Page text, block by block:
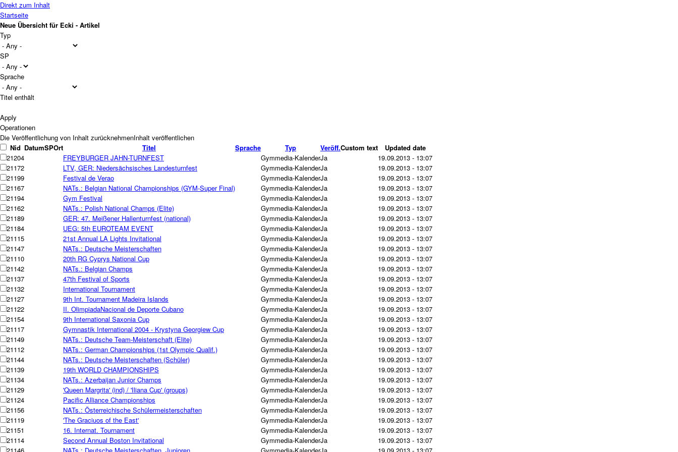
Direkt zum Inhalt
Startseite
Neue Übersicht für Ecki - Artikel
Typ
SP
Sprache
Titel enthält
Operationen
Nid DatumSPOrt Titel Sprache Typ Veröff.Custom text
Updated date
21204
FREYBURGER JAHN-TURNFEST Gymmedia-KalenderJa
19.09.2013 - 13:07
21172
LTV, GER: Niedersächsisches Landesturnfest Gymmedia-KalenderJa
19.09.2013 - 13:07
21199
Festival de Verao Gymmedia-KalenderJa
19.09.2013 - 13:07
21167
NATs.: Belgian National Championships (GYM-Super Final) Gymmedia-KalenderJa
19.09.2013 - 13:07
21194
Gym Festival Gymmedia-KalenderJa
19.09.2013 - 13:07
21162
NATs.: Polish National Champs (Elite) Gymmedia-KalenderJa
19.09.2013 - 13:07
21189
GER: 47. Meißener Hallenturnfest (national) Gymmedia-KalenderJa
19.09.2013 - 13:07
21184
UEG: 5th EUROTEAM EVENT Gymmedia-KalenderJa
19.09.2013 - 13:07
21115
21st Annual LA Lights Invitational Gymmedia-KalenderJa
19.09.2013 - 13:07
21147
NATs.: Deutsche Meisterschaften Gymmedia-KalenderJa
19.09.2013 - 13:07
21110
20th RG Cyprys National Cup Gymmedia-KalenderJa
19.09.2013 - 13:07
21142
NATs.: Belgian Champs Gymmedia-KalenderJa
19.09.2013 - 13:07
21137
47th Festival of Sports Gymmedia-KalenderJa
19.09.2013 - 13:07
21132
International Tournament Gymmedia-KalenderJa
19.09.2013 - 13:07
21127
9th Int. Tournament Madeira Islands Gymmedia-KalenderJa
19.09.2013 - 13:07
21122
II. OlimpiadaNacional de Deporte Cubano Gymmedia-KalenderJa
19.09.2013 - 13:07
21154
9th International Saxonia Cup Gymmedia-KalenderJa
19.09.2013 - 13:07
21117
Gymnastik International 2004 - Krystyna Georgiew Cup Gymmedia-KalenderJa
19.09.2013 - 13:07
21149
NATs.: Deutsche Team-Meisterschaft (Elite) Gymmedia-KalenderJa
19.09.2013 - 13:07
21112
NATs.: German Championships (1st Olympic Qualif.) Gymmedia-KalenderJa
19.09.2013 - 13:07
21144
NATs.: Deutsche Meisterschaften (Schüler) Gymmedia-KalenderJa
19.09.2013 - 13:07
21139
19th WORLD CHAMPIONSHIPS Gymmedia-KalenderJa
19.09.2013 - 13:07
21134
NATs.: Azerbaijan Junior Champs Gymmedia-KalenderJa
19.09.2013 - 13:07
21129
'Queen Margrita' (ind) / 'Iliana Cup' (groups) Gymmedia-KalenderJa
19.09.2013 - 13:07
21124
Pacific Alliance Championships Gymmedia-KalenderJa
19.09.2013 - 13:07
21156
NATs.: Österreichische Schülermeisterschaften Gymmedia-KalenderJa
19.09.2013 - 13:07
21119
'The Graciuos of the East' Gymmedia-KalenderJa
19.09.2013 - 13:07
21151
16. Internat. Tournament Gymmedia-KalenderJa
19.09.2013 - 13:07
21114
Second Annual Boston Invitational Gymmedia-KalenderJa
19.09.2013 - 13:07